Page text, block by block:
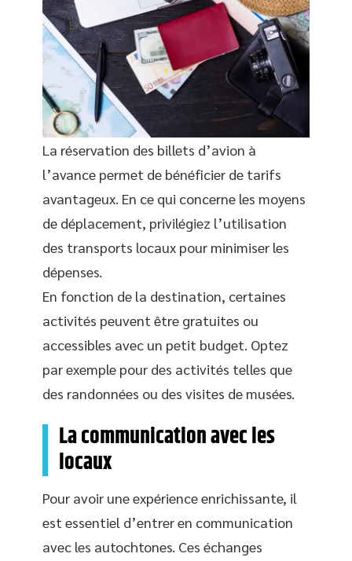
La réservation des billets d’avion à
l’avance permet de bénéficier de tarifs
avantageux. En ce qui concerne les moyens
de déplacement, privilégiez l’utilisation
des transports locaux pour minimiser les
dépenses.
En fonction de la destination, certaines
activités peuvent être gratuites ou
accessibles avec un petit budget. Optez
par exemple pour des activités telles que
des randonnées ou des visites de musées.
La communication avec les
locaux
Pour avoir une expérience enrichissante, il
est essentiel d’entrer en communication
avec les autochtones. Ces échanges